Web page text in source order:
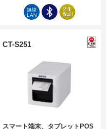
無線
LAN
CT-S251
スマート端末、タブレットPOS